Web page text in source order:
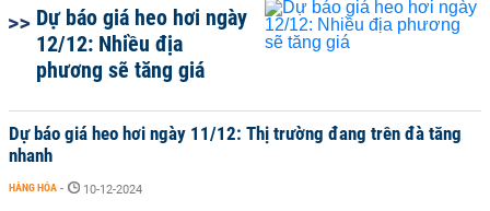
Dự báo giá heo hơi ngày
12/12: Nhiều địa
phương sẽ tăng giá
Dự báo giá heo hơi ngày 11/12: Thị trường đang trên đà tăng
nhanh
HÀNG HÓA - 10-12-2024